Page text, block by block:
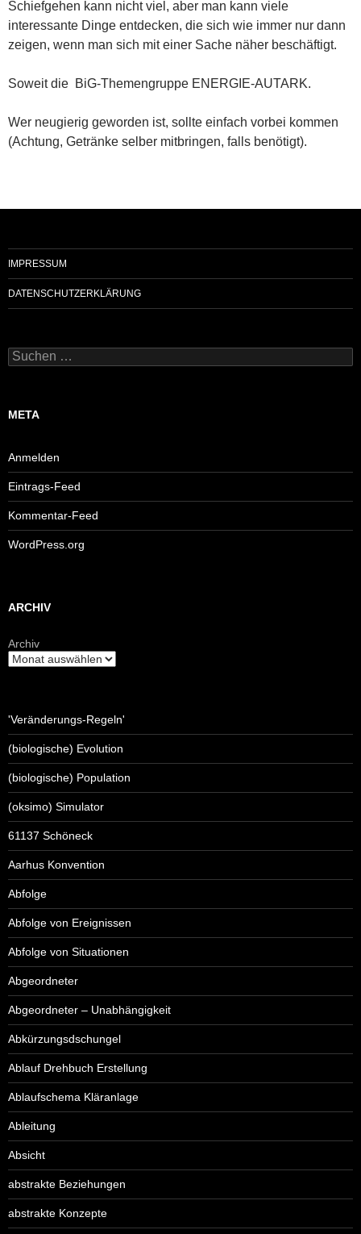
Schiefgehen kann nicht viel, aber man kann viele
interessante Dinge entdecken, die sich wie immer nur dann
zeigen, wenn man sich mit einer Sache näher beschäftigt.
Soweit die BiG-Themengruppe ENERGIE-AUTARK.
Wer neugierig geworden ist, sollte einfach vorbei kommen
(Achtung, Getränke selber mitbringen, falls benötigt).
IMPRESSUM
DATENSCHUTZERKLÄRUNG
Suchen
nach:
META
Anmelden
Eintrags-Feed
Kommentar-Feed
WordPress.org
ARCHIV
Archiv
'Veränderungs-Regeln'
(biologische) Evolution
(biologische) Population
(oksimo) Simulator
61137 Schöneck
Aarhus Konvention
Abfolge
Abfolge von Ereignissen
Abfolge von Situationen
Abgeordneter
Abgeordneter – Unabhängigkeit
Abkürzungsdschungel
Ablauf Drehbuch Erstellung
Ablaufschema Kläranlage
Ableitung
Absicht
abstrakte Beziehungen
abstrakte Konzepte